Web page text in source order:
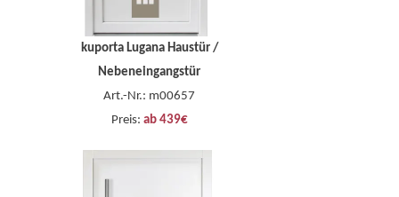
kuporta Lugana Haustür /
Nebeneingangstür
Art.-Nr.: m00657
Preis: ab 439€